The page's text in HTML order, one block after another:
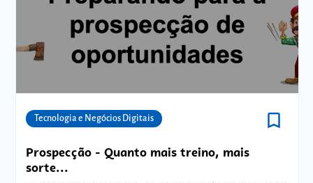
Tecnologia e Negócios Digitais bookmark_border
Prospecção - Quanto mais treino, mais
sorte...